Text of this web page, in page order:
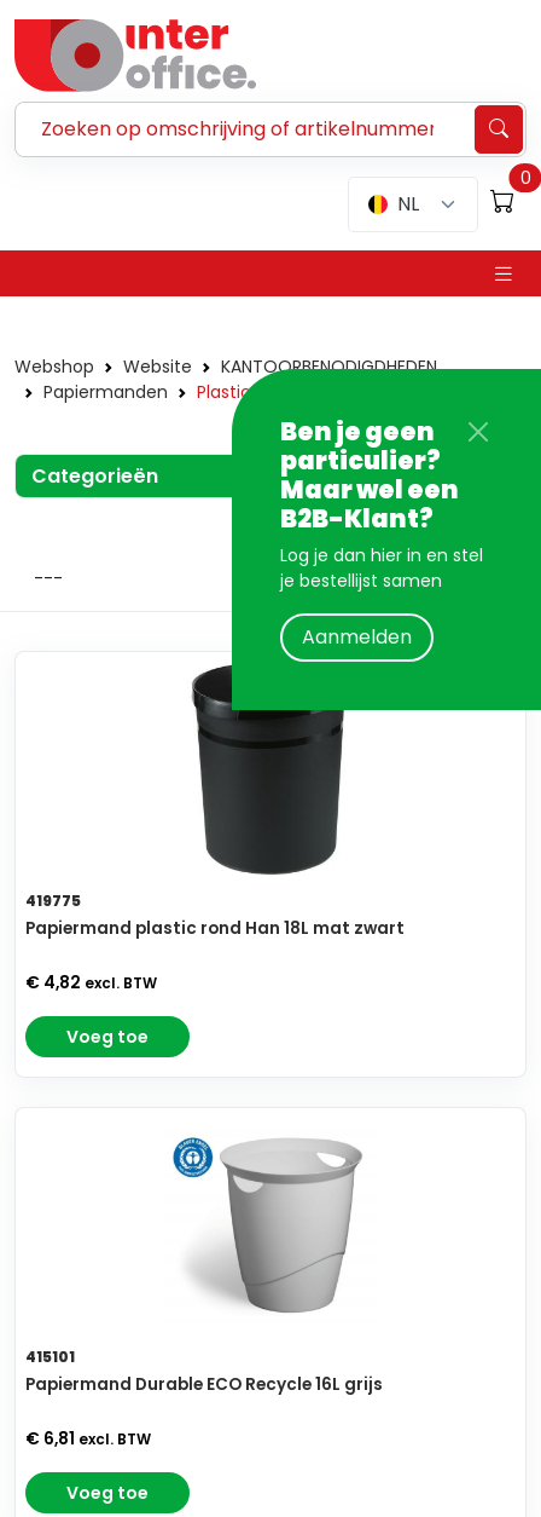
NL
0
Ben je geen
particulier?
Maar wel een
B2B-Klant?
Log je dan hier in en stel
je bestellijst samen
Aanmelden
Webshop Website
KANTOORBENODIGDHEDEN
Papiermanden
Plastic
Categorieën
419775
Papiermand plastic rond Han 18L mat zwart
€ 4,82 excl. BTW
Voeg toe
415101
Papiermand Durable ECO Recycle 16L grijs
€ 6,81 excl. BTW
Voeg toe